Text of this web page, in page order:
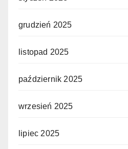
grudzień 2025
listopad 2025
październik 2025
wrzesień 2025
lipiec 2025